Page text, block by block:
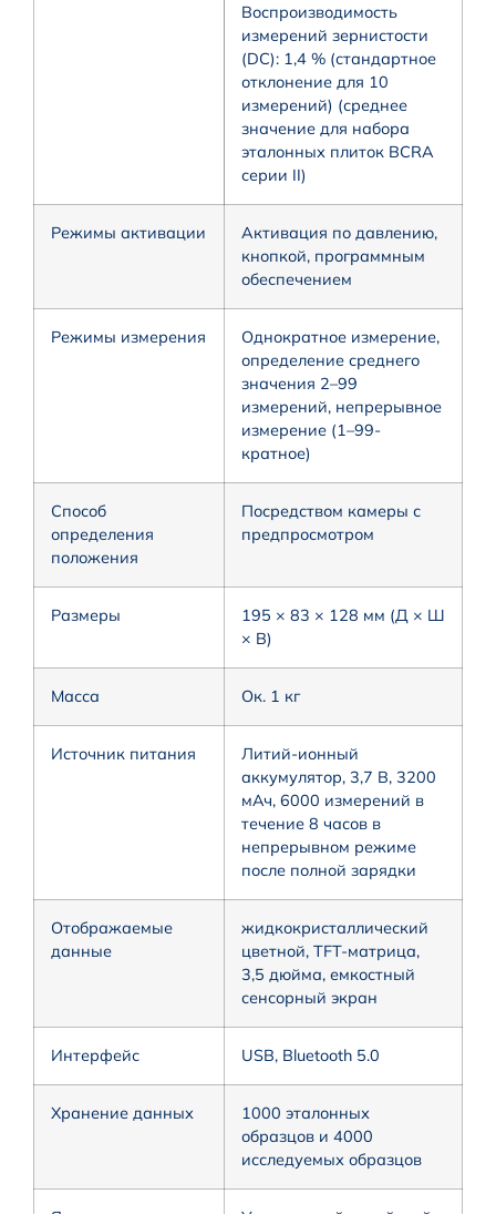
Воспроизводимость
измерений зернистости
(DC): 1,4 % (стандартное
отклонение для 10
измерений) (среднее
значение для набора
эталонных плиток BCRA
серии II)
Режимы активации
Активация по давлению,
кнопкой, программным
обеспечением
Режимы измерения
Однократное измерение,
определение среднего
значения 2–99
измерений, непрерывное
измерение (1–99-
кратное)
Способ
определения
положения
Посредством камеры с
предпросмотром
Размеры
195 × 83 × 128 мм (Д × Ш
× В)
Масса Ок. 1 кг
Источник питания
Литий-ионный
аккумулятор, 3,7 В, 3200
мАч, 6000 измерений в
течение 8 часов в
непрерывном режиме
после полной зарядки
Отображаемые
данные
жидкокристаллический
цветной, TFT-матрица,
3,5 дюйма, емкостный
сенсорный экран
Интерфейс USB, Bluetooth 5.0
Хранение данных
1000 эталонных
образцов и 4000
исследуемых образцов